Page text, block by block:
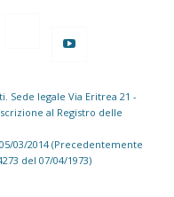
Sede legale Via Eritrea 21 -
al Registro delle
03/2014 (Precedentemente
del 07/04/1973)